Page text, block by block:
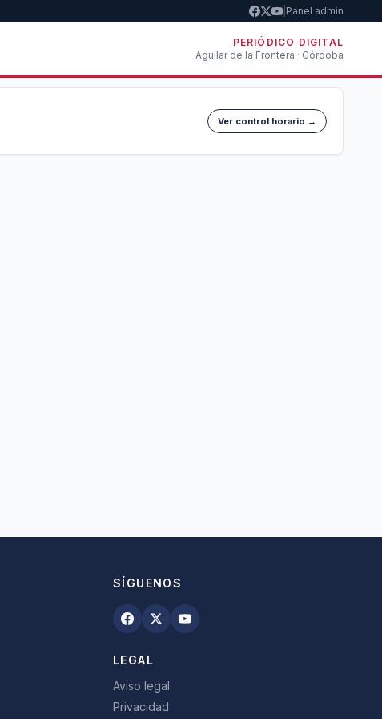
Panel admin
PERIÓDICO DIGITAL
Aguilar de la Frontera · Córdoba
Ver control horario →
SÍGUENOS
LEGAL
Aviso legal
Privacidad